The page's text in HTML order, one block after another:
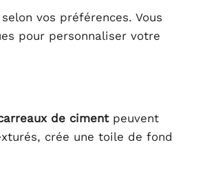
vos préférences. Vous
pour personnaliser votre
de cimentpeuvent
crée une toile de fond